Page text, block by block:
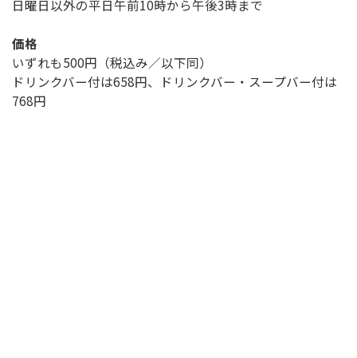
日曜日以外の平日午前10時から午後3時まで
価格
いずれも500円（税込み／以下同）
ドリンクバー付は658円、ドリンクバー・スープバー付は
768円